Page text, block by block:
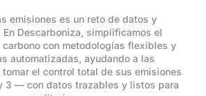
emisiones es un reto de datos y
Descarboniza, simplificamos el
con metodologías flexibles y
automatizadas, ayudando a las
el control total de sus emisiones
3 — con datos trazables y listos para